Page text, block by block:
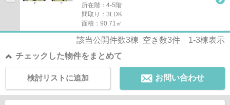
所在階：4-5階
間取り：3LDK
面積：90.71㎡
該当公開件数3棟 空き数3件 1-3棟表示
チェックした物件をまとめて
お問い合わせ
検討リストに追加